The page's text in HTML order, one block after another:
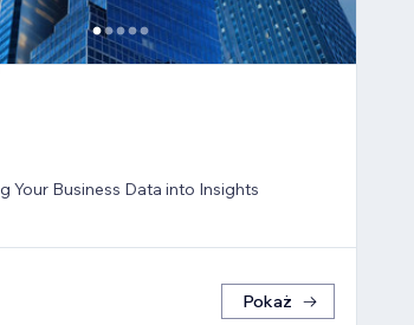
Your Business Data into Insights
Pokaż